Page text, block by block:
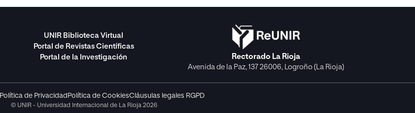
UNIR Biblioteca Virtual
Portal de Revistas Científicas
Portal de la Investigación
Rectorado La Rioja
Avenida de la Paz, 137 26006, Logroño (La Rioja)
Política de Privacidad Política de CookiesCláusulas legales RGPD
© UNIR - Universidad Internacional de La Rioja 2026